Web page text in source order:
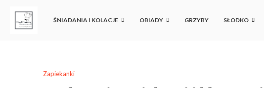
ŚNIADANIA I KOLACJE OBIADY GRZYBY SŁODKO
Zapiekanki